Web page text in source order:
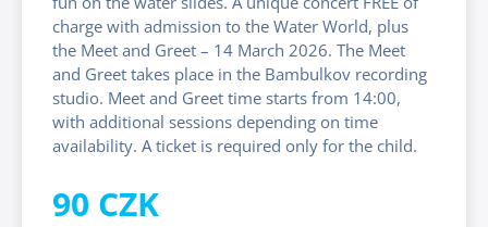
charge with admission to the Water World, plus
the Meet and Greet – 14 March 2026. The Meet
and Greet takes place in the Bambulkov recording
studio. Meet and Greet time starts from 14:00,
with additional sessions depending on time
availability. A ticket is required only for the child.
90 CZK